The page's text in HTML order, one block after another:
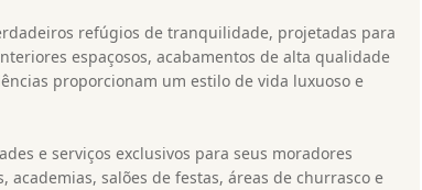
refúgios de tranquilidade, projetadas para
espaçosos, acabamentos de alta qualidade
proporcionam um estilo de vida luxuoso e
e serviços exclusivos para seus moradores
salões de festas, áreas de churrasco e